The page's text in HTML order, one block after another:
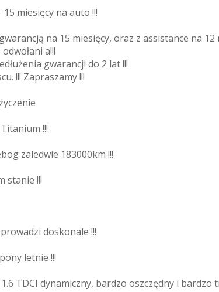
15 miesięcy na auto !!!
na 15 miesięcy, oraz z assistance na 12
a!!!
gwarancji do 2 lat !!!
!!! Zapraszamy !!!
!!!
zaledwie 183000km !!!
stanie !!!
doskonale !!!
letnie !!!
TDCI dynamiczny, bardzo oszczędny i bardzo